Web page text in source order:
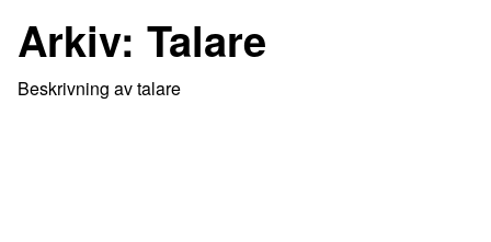
Arkiv: Talare
Beskrivning av talare